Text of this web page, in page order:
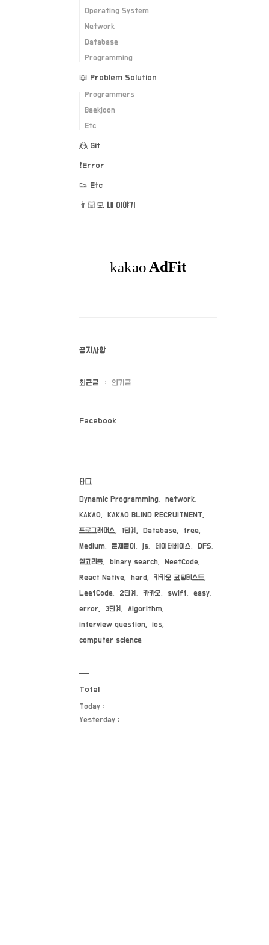
Operating System
Network
Database
Programming
📖 Problem Solution
Programmers
Baekjoon
Etc
🤼 Git
❗️Error
👟 Etc
👨🏻‍💻 내 이야기
공지사항
최근글 인기글
Facebook
태그
Dynamic Programming
network
KAKAO
KAKAO BLIND RECRUITMENT
프로그래머스
1단계 Database
tree
Medium
문제풀이 js 데이터베이스
DFS
알고리즘
binary search
NeetCode
React Native
hard
카카오 코딩테스트
LeetCode
2단계 카카오 swift
easy
error
3단계
Algorithm
interview question
ios
computer science
Total
Today :
Yesterday :